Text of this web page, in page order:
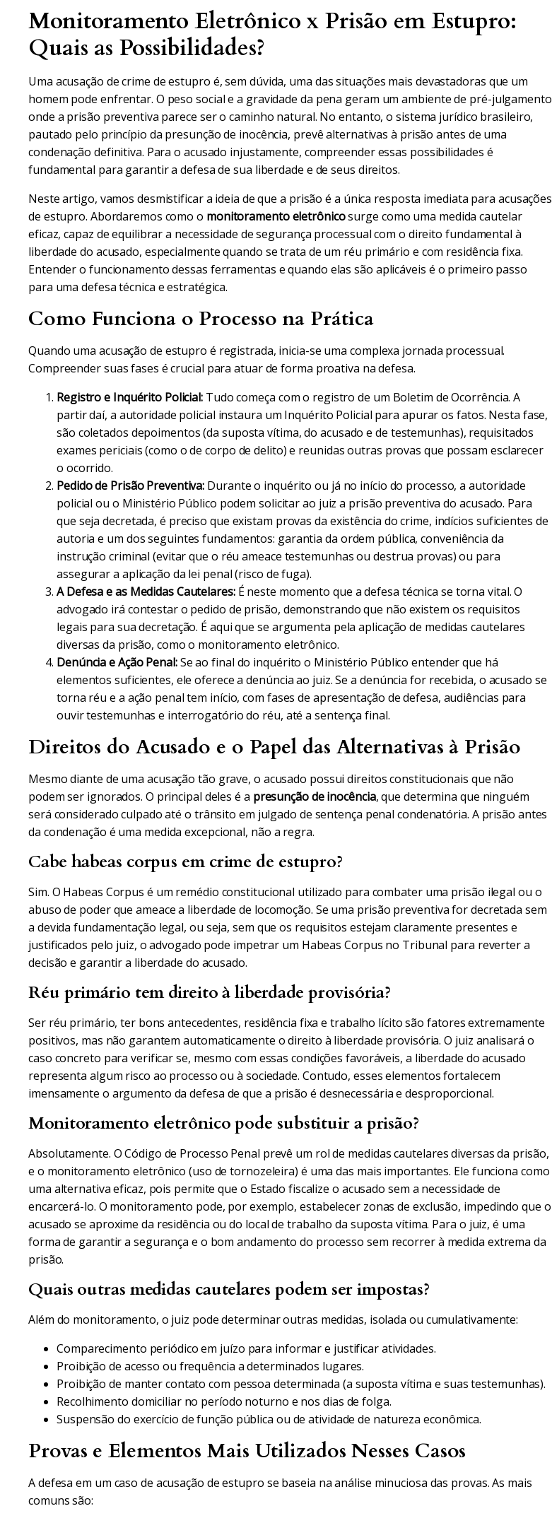
Monitoramento Eletrônico x Prisão em Estupro:
Quais as Possibilidades?
Uma acusação de crime de estupro é, sem dúvida, uma das situações mais devastadoras que um
homem pode enfrentar. O peso social e a gravidade da pena geram um ambiente de pré-julgamento
onde a prisão preventiva parece ser o caminho natural. No entanto, o sistema jurídico brasileiro,
pautado pelo princípio da presunção de inocência, prevê alternativas à prisão antes de uma
condenação definitiva. Para o acusado injustamente, compreender essas possibilidades é
fundamental para garantir a defesa de sua liberdade e de seus direitos.
Neste artigo, vamos desmistificar a ideia de que a prisão é a única resposta imediata para acusações
de estupro. Abordaremos como o monitoramento eletrônicosurge como uma medida cautelar
eficaz, capaz de equilibrar a necessidade de segurança processual com o direito fundamental à
liberdade do acusado, especialmente quando se trata de um réu primário e com residência fixa.
Entender o funcionamento dessas ferramentas e quando elas são aplicáveis é o primeiro passo
para uma defesa técnica e estratégica.
Como Funciona o Processo na Prática
Quando uma acusação de estupro é registrada, inicia-se uma complexa jornada processual.
Compreender suas fases é crucial para atuar de forma proativa na defesa.
Registro e Inquérito Policial: Tudo começa com o registro de um Boletim de Ocorrência. A
partir daí, a autoridade policial instaura um Inquérito Policial para apurar os fatos. Nesta fase,
são coletados depoimentos (da suposta vítima, do acusado e de testemunhas), requisitados
exames periciais (como o de corpo de delito) e reunidas outras provas que possam esclarecer
o ocorrido.
Pedido de Prisão Preventiva: Durante o inquérito ou já no início do processo, a autoridade
policial ou o Ministério Público podem solicitar ao juiz a prisão preventiva do acusado. Para
que seja decretada, é preciso que existam provas da existência do crime, indícios suficientes de
autoria e um dos seguintes fundamentos: garantia da ordem pública, conveniência da
instrução criminal (evitar que o réu ameace testemunhas ou destrua provas) ou para
assegurar a aplicação da lei penal (risco de fuga).
A Defesa e as Medidas Cautelares:É neste momento que a defesa técnica se torna vital. O
advogado irá contestar o pedido de prisão, demonstrando que não existem os requisitos
legais para sua decretação. É aqui que se argumenta pela aplicação de medidas cautelares
diversas da prisão, como o monitoramento eletrônico.
Denúncia e Ação Penal:Se ao final do inquérito o Ministério Público entender que há
elementos suficientes, ele oferece a denúncia ao juiz. Se a denúncia for recebida, o acusado se
torna réu e a ação penal tem início, com fases de apresentação de defesa, audiências para
ouvir testemunhas e interrogatório do réu, até a sentença final.
Direitos do Acusado e o Papel das Alternativas à Prisão
Mesmo diante de uma acusação tão grave, o acusado possui direitos constitucionais que não
podem ser ignorados. O principal deles é a presunção de inocência, que determina que ninguém
será considerado culpado até o trânsito em julgado de sentença penal condenatória. A prisão antes
da condenação é uma medida excepcional, não a regra.
Cabe habeas corpus em crime de estupro?
Sim. O Habeas Corpus é um remédio constitucional utilizado para combater uma prisão ilegal ou o
abuso de poder que ameace a liberdade de locomoção. Se uma prisão preventiva for decretada sem
a devida fundamentação legal, ou seja, sem que os requisitos estejam claramente presentes e
justificados pelo juiz, o advogado pode impetrar um Habeas Corpus no Tribunal para reverter a
decisão e garantir a liberdade do acusado.
Réu primário tem direito à liberdade provisória?
Ser réu primário, ter bons antecedentes, residência fixa e trabalho lícito são fatores extremamente
positivos, mas não garantem automaticamente o direito à liberdade provisória. O juiz analisará o
caso concreto para verificar se, mesmo com essas condições favoráveis, a liberdade do acusado
representa algum risco ao processo ou à sociedade. Contudo, esses elementos fortalecem
imensamente o argumento da defesa de que a prisão é desnecessária e desproporcional.
Monitoramento eletrônico pode substituir a prisão?
Absolutamente. O Código de Processo Penal prevê um rol de medidas cautelares diversas da prisão,
e o monitoramento eletrônico (uso de tornozeleira) é uma das mais importantes. Ele funciona como
uma alternativa eficaz, pois permite que o Estado fiscalize o acusado sem a necessidade de
encarcerá-lo. O monitoramento pode, por exemplo, estabelecer zonas de exclusão, impedindo que o
acusado se aproxime da residência ou do local de trabalho da suposta vítima. Para o juiz, é uma
forma de garantir a segurança e o bom andamento do processo sem recorrer à medida extrema da
prisão.
Quais outras medidas cautelares podem ser impostas?
Além do monitoramento, o juiz pode determinar outras medidas, isolada ou cumulativamente:
Comparecimento periódico em juízo para informar e justificar atividades.
Proibição de acesso ou frequência a determinados lugares.
Proibição de manter contato com pessoa determinada (a suposta vítima e suas testemunhas).
Recolhimento domiciliar no período noturno e nos dias de folga.
Suspensão do exercício de função pública ou de atividade de natureza econômica.
Provas e Elementos Mais Utilizados Nesses Casos
A defesa em um caso de acusação de estupro se baseia na análise minuciosa das provas. As mais
comuns são: